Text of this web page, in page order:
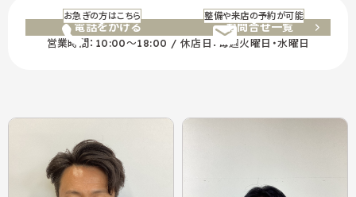
営業時間：10:00～18:00 / 休店日：毎週火曜日・水曜日
お急ぎの方はこちら
電話をかける
整備や来店の予約が可能
お問合せ一覧